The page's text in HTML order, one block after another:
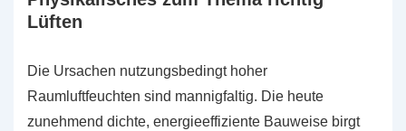
Lüften
Die Ursachen nutzungsbedingt hoher
Raumluftfeuchten sind mannigfaltig. Die heute
zunehmend dichte, energieeffiziente Bauweise birgt